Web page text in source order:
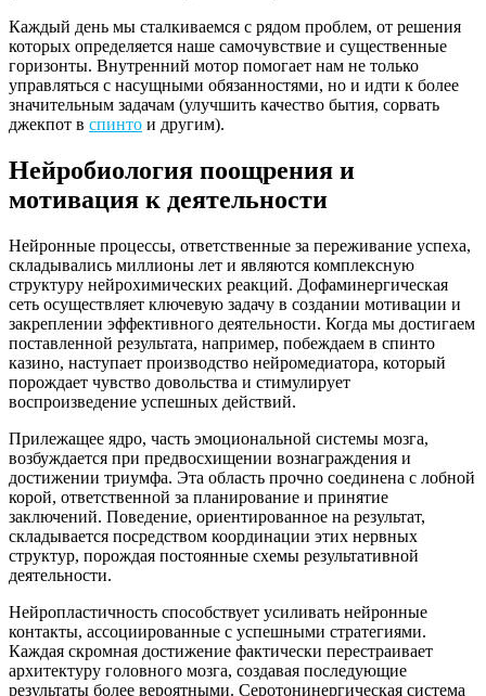
Каждый день мы сталкиваемся с рядом проблем, от решения
которых определяется наше самочувствие и существенные
горизонты. Внутренний мотор помогает нам не только
управляться с насущными обязанностями, но и идти к более
значительным задачам (улучшить качество бытия, сорвать
джекпот в спинто и другим).
Нейробиология поощрения и
мотивация к деятельности
Нейронные процессы, ответственные за переживание успеха,
складывались миллионы лет и являются комплексную
структуру нейрохимических реакций. Дофаминергическая
сеть осуществляет ключевую задачу в создании мотивации и
закреплении эффективного деятельности. Когда мы достигаем
поставленной результата, например, побеждаем в спинто
казино, наступает производство нейромедиатора, который
порождает чувство довольства и стимулирует
воспроизведение успешных действий.
Прилежащее ядро, часть эмоциональной системы мозга,
возбуждается при предвосхищении вознаграждения и
достижении триумфа. Эта область прочно соединена с лобной
корой, ответственной за планирование и принятие
заключений. Поведение, ориентированное на результат,
складывается посредством координации этих нервных
структур, порождая постоянные схемы результативной
деятельности.
Нейропластичность способствует усиливать нейронные
контакты, ассоциированные с успешными стратегиями.
Каждая скромная достижение фактически перестраивает
архитектуру головного мозга, создавая последующие
результаты более вероятными. Серотонинергическая система